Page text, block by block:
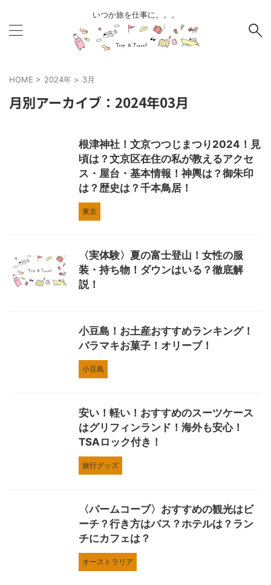
いつか旅を仕事に。。。
HOME > 2024年 > 3月
月別アーカイブ：2024年03月
根津神社！文京つつじまつり2024！見
頃は？文京区在住の私が教えるアクセ
ス・屋台・基本情報！神輿は？御朱印
は？歴史は？千本鳥居！
東京
〈実体験〉夏の富士登山！女性の服
装・持ち物！ダウンはいる？徹底解
説！
小豆島！お土産おすすめランキング！
バラマキお菓子！オリーブ！
小豆島
安い！軽い！おすすめのスーツケース
はグリフィンランド！海外も安心！
TSAロック付き！
旅行グッズ
〈パームコーブ〉おすすめの観光はビ
ーチ？行き方はバス？ホテルは？ラン
チにカフェは？
オーストラリア